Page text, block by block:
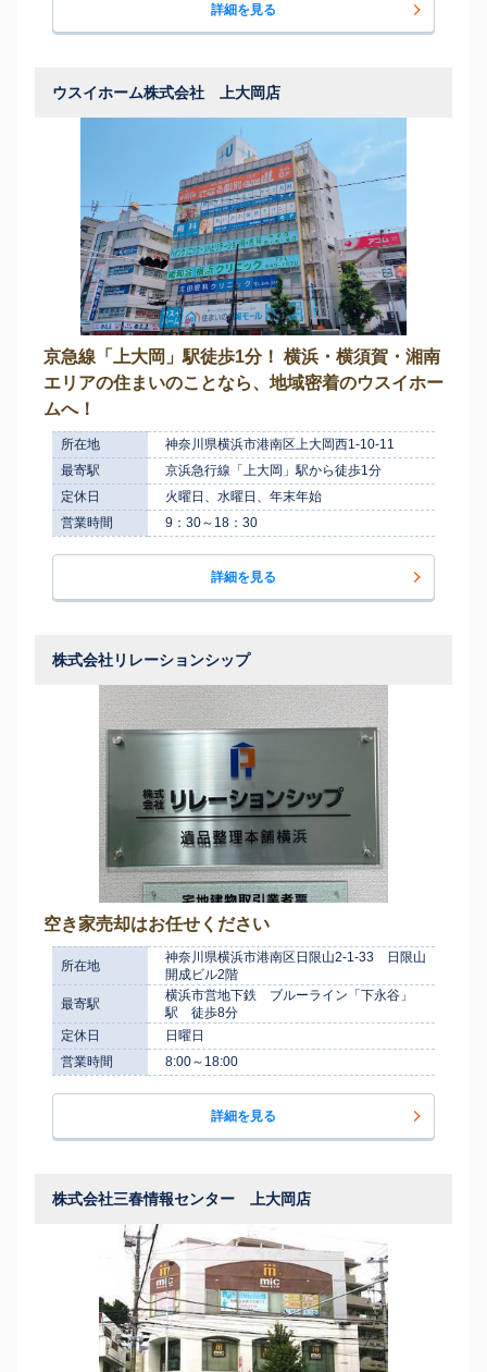
詳細を見る
ウスイホーム株式会社 上大岡店
京急線「上大岡」駅徒歩1分！ 横浜・横須賀・湘南
エリアの住まいのことなら、地域密着のウスイホー
ムへ！
所在地
神奈川県横浜市港南区上大岡西1-10-11
最寄駅
京浜急行線「上大岡」駅から徒歩1分
定休日
火曜日、水曜日、年末年始
営業時間
9：30～18：30
詳細を見る
株式会社リレーションシップ
空き家売却はお任せください
所在地
神奈川県横浜市港南区日限山2-1-33 日限山
開成ビル2階
最寄駅
横浜市営地下鉄 ブルーライン「下永谷」
駅 徒歩8分
定休日
日曜日
営業時間
8:00～18:00
詳細を見る
株式会社三春情報センター 上大岡店